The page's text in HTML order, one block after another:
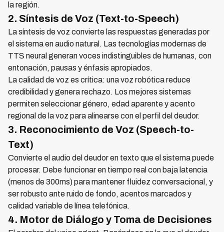
la región.
2. Síntesis de Voz (Text-to-Speech)
La síntesis de voz convierte las respuestas generadas por
el sistema en audio natural. Las tecnologías modernas de
TTS neural generan voces indistinguibles de humanas, con
entonación, pausas y énfasis apropiados.
La calidad de voz es crítica: una voz robótica reduce
credibilidad y genera rechazo. Los mejores sistemas
permiten seleccionar género, edad aparente y acento
regional de la voz para alinearse con el perfil del deudor.
3. Reconocimiento de Voz (Speech-to-
Text)
Convierte el audio del deudor en texto que el sistema puede
procesar. Debe funcionar en tiempo real con baja latencia
(menos de 300ms) para mantener fluidez conversacional, y
ser robusto ante ruido de fondo, acentos marcados y
calidad variable de línea telefónica.
4. Motor de Diálogo y Toma de Decisiones